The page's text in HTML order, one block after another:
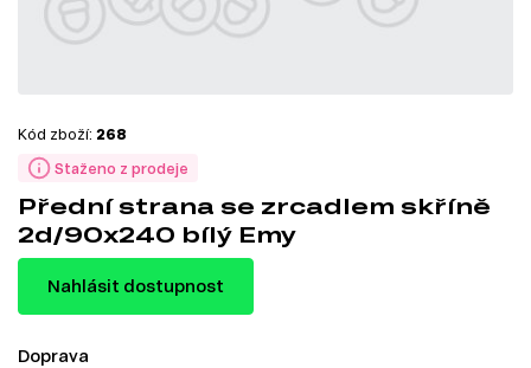
Staženo z prodeje
Kód zboží: 268
Přední strana se zrcadlem skříně
2d/90x240 bílý Emy
Nahlásit dostupnost
Doprava